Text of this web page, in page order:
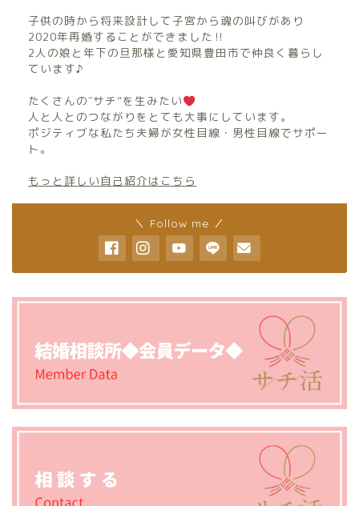
子供の時から将来設計して子宮から魂の叫びがあり
2020年再婚することができました‼︎
2人の娘と年下の旦那様と愛知県豊田市で仲良く暮らし
ています♪
たくさんの″サチ”を生みたい
人と人とのつながりをとても大事にしています。
ポジティブな私たち夫婦が女性目線・男性目線でサポー
ト。
もっと詳しい自己紹介はこちら
＼ Follow me ／